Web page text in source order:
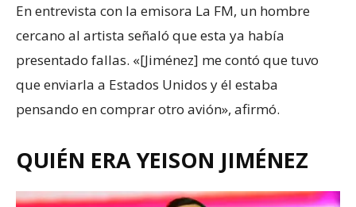
En entrevista con la emisora La FM, un hombre
cercano al artista señaló que esta ya había
presentado fallas. «[Jiménez] me contó que tuvo
que enviarla a Estados Unidos y él estaba
pensando en comprar otro avión», afirmó.
QUIÉN ERA YEISON JIMÉNEZ